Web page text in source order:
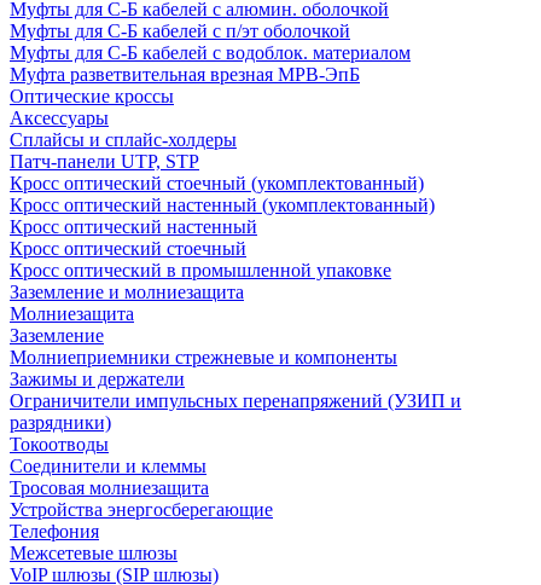
Муфты для С-Б кабелей с алюмин. оболочкой
Муфты для С-Б кабелей с п/эт оболочкой
Муфты для С-Б кабелей с водоблок. материалом
Муфта разветвительная врезная МРВ-ЭпБ
Оптические кроссы
Аксессуары
Сплайсы и сплайс-холдеры
Патч-панели UTP, STP
Кросс оптический стоечный (укомплектованный)
Кросс оптический настенный (укомплектованный)
Кросс оптический настенный
Кросс оптический стоечный
Кросс оптический в промышленной упаковке
Заземление и молниезащита
Молниезащита
Заземление
Молниеприемники стрежневые и компоненты
Зажимы и держатели
Ограничители импульсных перенапряжений (УЗИП и
разрядники)
Токоотводы
Соединители и клеммы
Тросовая молниезащита
Устройства энергосберегающие
Телефония
Межсетевые шлюзы
VoIP шлюзы (SIP шлюзы)